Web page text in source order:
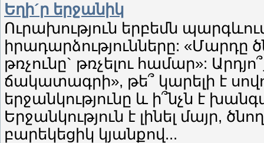
Եղի´ր երջանիկ
Ուրախություն երբեմն
իրադարձությունները: «Մարդը
թռչունը` թռչելու համար»:
ճակատագրի», թե՞ կարելի է
երջանկությունը և ի՞նչն է
Երջանկություն է լինել մայր,
բարեկեցիկ կյանքով...